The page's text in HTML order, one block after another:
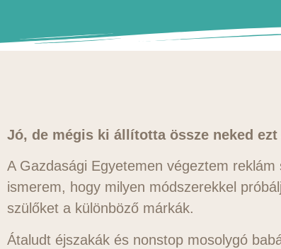
Jó, de mégis ki állította össze neked
A Gazdasági Egyetemen végeztem
ismerem, hogy milyen módszerekkel
szülőket a különböző márkák.
Átaludt éjszakák és nonstop mosolygó